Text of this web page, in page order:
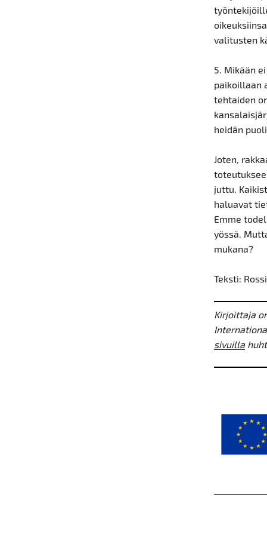
valitusten
5. Mikään
paikoillaan
tehtaiden
heidän
Joten,
juttu.
haluavat
Emme
yössä.
mukana?
Teksti:
Kirjoittaja
sivuilla